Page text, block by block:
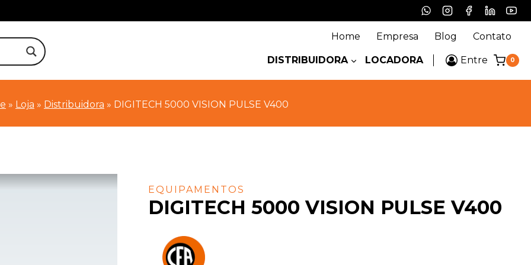
Home Empresa Blog Contato
DISTRIBUIDORA LOCADORA Entre 0
» Loja » Distribuidora » DIGITECH 5000 VISION PULSE V400
EQUIPAMENTOS
DIGITECH 5000 VISION PULSE V400